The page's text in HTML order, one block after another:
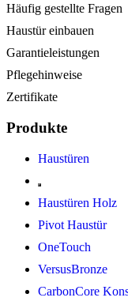
Häufig gestellte Fragen
Haustür einbauen
Garantieleistungen
Pflegehinweise
Zertifikate
Produkte
Haustüren
Haustüren Holz
Pivot Haustür
OneTouch
VersusBronze
CarbonCore